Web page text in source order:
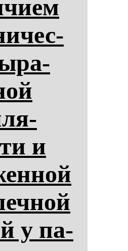
и
у па­